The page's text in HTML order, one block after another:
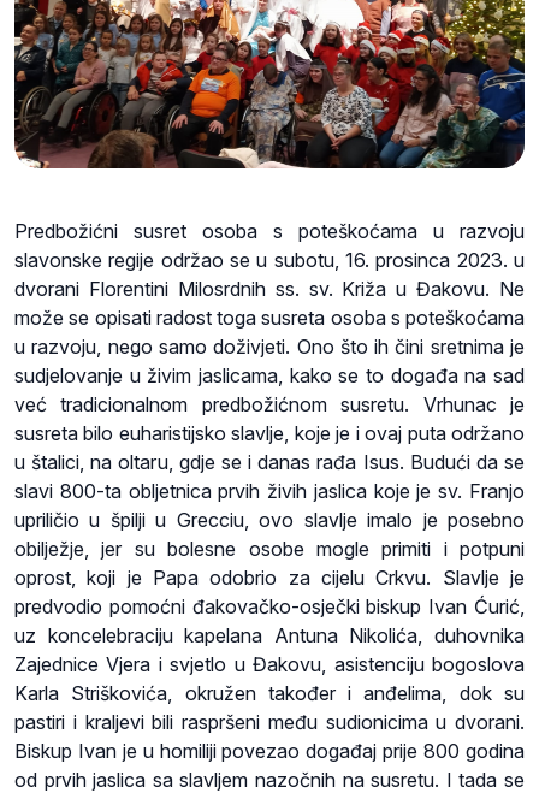
Predbožićni susret osoba s poteškoćama u razvoju
slavonske regije održao se u subotu, 16. prosinca 2023. u
dvorani Florentini Milosrdnih ss. sv. Križa u Đakovu. Ne
može se opisati radost toga susreta osoba s poteškoćama
u razvoju, nego samo doživjeti. Ono što ih čini sretnima je
sudjelovanje u živim jaslicama, kako se to događa na sad
već tradicionalnom predbožićnom susretu. Vrhunac je
susreta bilo euharistijsko slavlje, koje je i ovaj puta održano
u štalici, na oltaru, gdje se i danas rađa Isus. Budući da se
slavi 800-ta obljetnica prvih živih jaslica koje je sv. Franjo
upriličio u špilji u Grecciu, ovo slavlje imalo je posebno
obilježje, jer su bolesne osobe mogle primiti i potpuni
oprost, koji je Papa odobrio za cijelu Crkvu. Slavlje je
predvodio pomoćni đakovačko-osječki biskup Ivan Ćurić,
uz koncelebraciju kapelana Antuna Nikolića, duhovnika
Zajednice Vjera i svjetlo u Đakovu, asistenciju bogoslova
Karla Striškovića, okružen također i anđelima, dok su
pastiri i kraljevi bili raspršeni među sudionicima u dvorani.
Biskup Ivan je u homiliji povezao događaj prije 800 godina
od prvih jaslica sa slavljem nazočnih na susretu. I tada se